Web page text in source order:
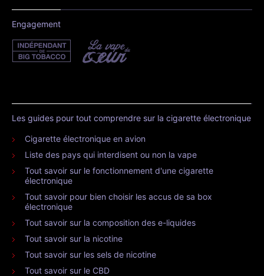
Engagement
Les guides pour tout comprendre sur la cigarette électronique
Cigarette électronique en avion
Liste des pays qui interdisent ou non la vape
Tout savoir sur le fonctionnement d'une cigarette
électronique
Tout savoir pour bien choisir les accus de sa box
électronique
Tout savoir sur la composition des e-liquides
Tout savoir sur la nicotine
Tout savoir sur les sels de nicotine
Tout savoir sur le CBD